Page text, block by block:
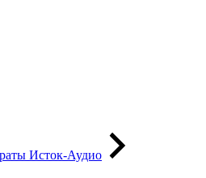
Исток-Аудио